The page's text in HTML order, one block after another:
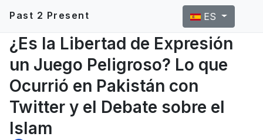
Past 2 Present Seleccione su
ES
¿Es la Libertad de Expresión
un Juego Peligroso? Lo que
Ocurrió en Pakistán con
Twitter y el Debate sobre el
Islam